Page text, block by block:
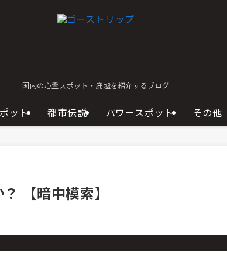
国内の心霊スポット・廃墟を紹介するブログ
ット 都市伝説 パワースポット その他
【暗中模索】